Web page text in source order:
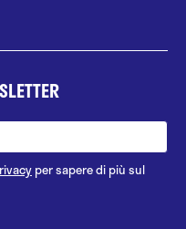
per sapere di più sul